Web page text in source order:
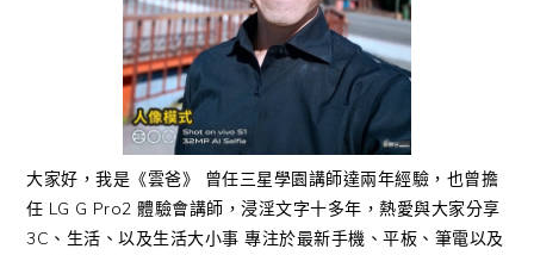
大家好，我是《雲爸》 曾任三星學園講師達兩年經驗，也曾擔
任 LG G Pro2 體驗會講師，浸淫文字十多年，熱愛與大家分享
3C、生活、以及生活大小事 專注於最新手機、平板、筆電以及